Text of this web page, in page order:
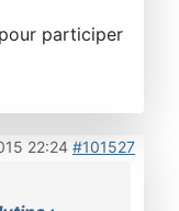
pour participer
22:24 #101527